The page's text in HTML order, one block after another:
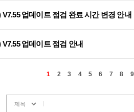
V7.55 업데이트 점검 완료 시간 변경 안내
V7.55 업데이트 점검 안내
1 2 3 4 5 6 7 8 9